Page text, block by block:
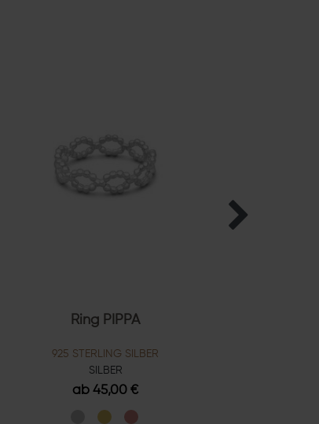
Ring PIPPA
925 STERLING SILBER
SILBER
ab 45,00 €